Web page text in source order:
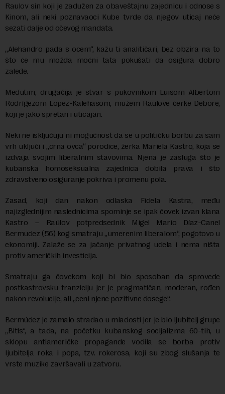
Raulov sin koji je zadužen za obaveštajnu zajednicu i odnose s
Kinom, ali neki poznavaoci Kube tvrde da njegov uticaj neće
sezati dalje od očevog mandata.
„Alehandro pada s ocem“, kažu ti analitičari, bez obzira na to
što će mu možda moćni tata pokušati da osigura dobro
zaleđe.
Međutim, drugačija je stvar s pukovnikom Luisom Albertom
Rodrígezom Lopez-Kalehasom, mužem Raulove ćerke Debore,
koji je jako spretan i uticajan.
Neki ne isključuju ni mogućnost da se u političku borbu za sam
vrh uključi i „crna ovca“ porodice, žerka Mariela Kastro, koja se
izdvaja svojim liberalnim stavovima. Njena je zasluga što je
kubanska homoseksualna zajednica dobila prava i što
zdravstveno osiguranje pokriva i promenu pola.
Zasad, koji dan nakon odlaska Fidela Kastra, među
najizglednijim naslednicima spominje se ipak čovek izvan klana
Kastro – Raúlov potpredsednik Migel Mario Díaz-Canel
Bermudez (56) kog smatraju „umerenim liberalom“, pogotovo u
ekonomiji. Zalaže se za jačanje privatnog udela i nema ništa
protiv američkih investicija.
Smatraju ga čovekom koji bi bio sposoban da sprovede
postkastrovsku tranziciju jer je pragmatičan, moderan, rođen
nakon revolucije, ali „ceni njene pozitivne dosege“.
Bermúdez je zamalo stradao u mladosti jer je bio ljubitelj grupe
„Bitls“, a tada, na početku kubanskog socijalizma 60-tih, u
sklopu antiameričke propagande vodila se borba protiv
ljubitelja roka i popa, tzv. rokerosa, koji su zbog slušanja te
vrste muzike završavali u zatvoru.